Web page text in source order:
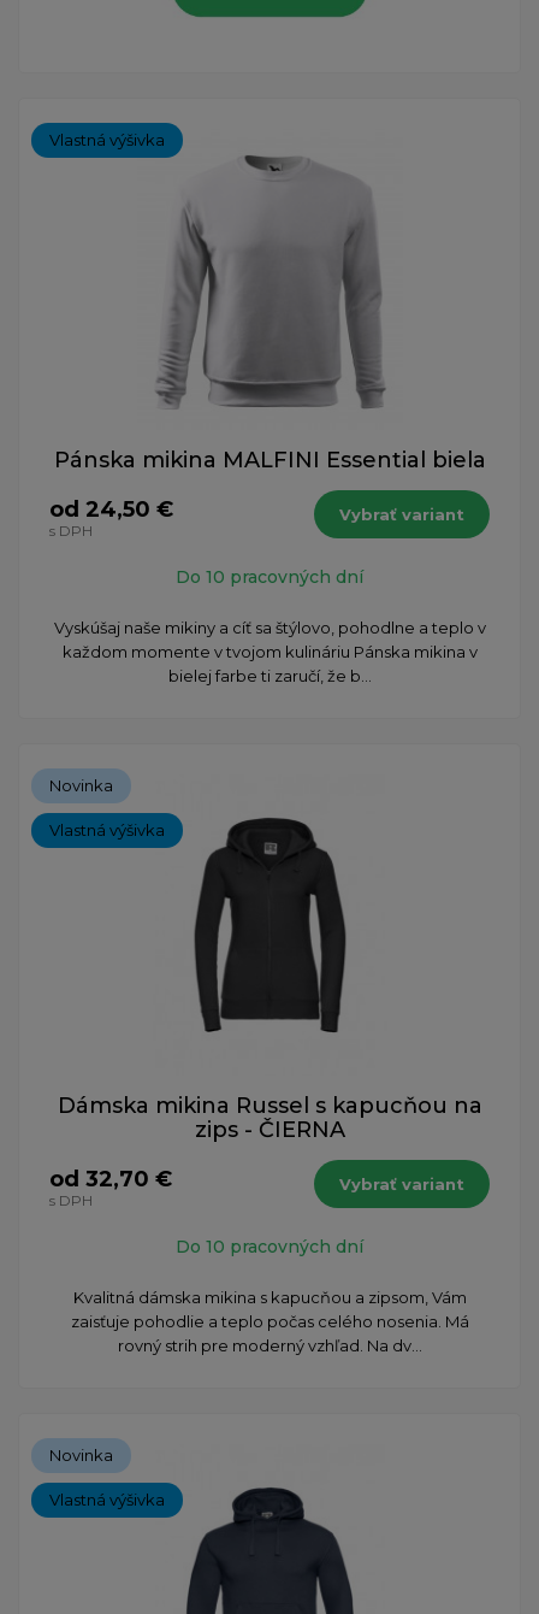
Vlastná výšivka
Pánska mikina MALFINI Essential biela
od 24,50 €
s DPH
Vybrať variant
Do 10 pracovných dní
Vyskúšaj naše mikiny a cíť sa štýlovo, pohodlne a teplo v
každom momente v tvojom kulináriu Pánska mikina v
bielej farbe ti zaručí, že b...
Novinka
Vlastná výšivka
Dámska mikina Russel s kapucňou na
zips - ČIERNA
od 32,70 €
s DPH
Vybrať variant
Do 10 pracovných dní
Kvalitná dámska mikina s kapucňou a zipsom, Vám
zaisťuje pohodlie a teplo počas ​celého nosenia. Má
rovný strih pre moderný vzhľad. Na dv...
Novinka
Vlastná výšivka